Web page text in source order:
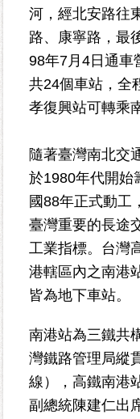
資
訊-
Disaster
prevention
Information
申
案
件
無
障
礙
區
別
平
等
專
區
河，經北安路往
路、康寧路，最
98年7月4日通車
共24個車站，全
孝復興站可轉乘
隨著臺灣南北交
於1980年代開始
國88年正式動工
臺灣重要的長途
工業指標。台灣
港轄區內之南港
皆為地下車站。
南港站為三鐵共
灣鐵路管理局縱
線），高鐵南港
副總統陳建仁出